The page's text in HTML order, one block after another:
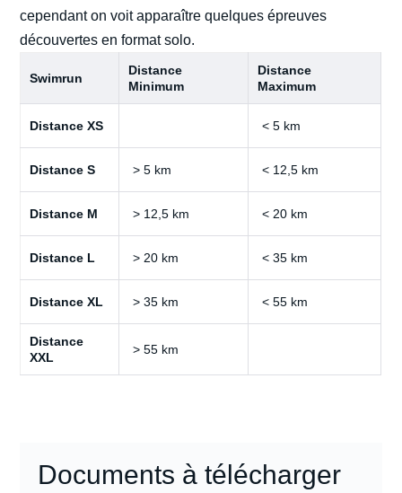
cependant on voit apparaître quelques épreuves
découvertes en format solo.
Swimrun
Distance
Minimum
Distance
Maximum
Distance XS < 5 km
Distance S > 5 km < 12,5 km
Distance M > 12,5 km < 20 km
Distance L > 20 km < 35 km
Distance XL > 35 km < 55 km
Distance
XXL
> 55 km
Documents à télécharger